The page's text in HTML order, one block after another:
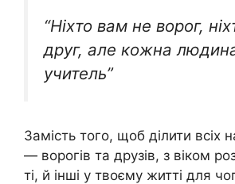
“Ніхто вам не ворог,
друг, але кожна
учитель”
Замість того, щоб ділити всіх
— ворогів та друзів, з віком
ті, й інші у твоєму житті для